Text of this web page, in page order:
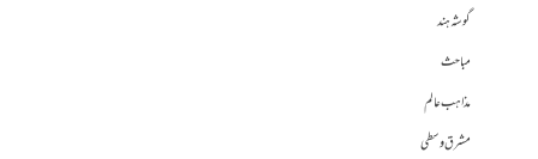
گوشہ ہند
مباحث
مذاہب عالم
مشرق وسطی